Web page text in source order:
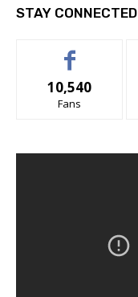
STAY CONNECTED
10,540
Fans